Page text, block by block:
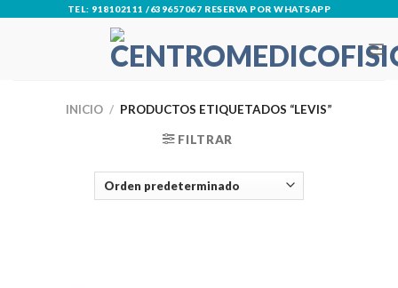
TEL: 918102111 /639657067 RESERVA POR WHATSAPP
INICIO / PRODUCTOS ETIQUETADOS “LEVIS”
FILTRAR